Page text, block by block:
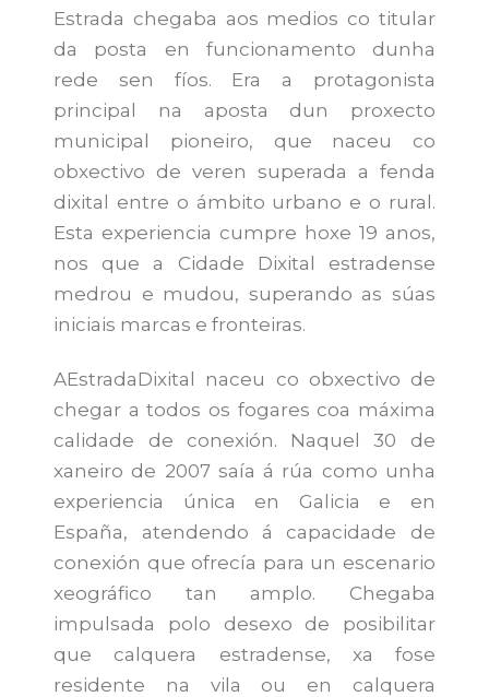
Estrada chegaba aos medios co titular
da posta en funcionamento dunha
rede sen fíos. Era a protagonista
principal na aposta dun proxecto
municipal pioneiro, que naceu co
obxectivo de veren superada a fenda
dixital entre o ámbito urbano e o rural.
Esta experiencia cumpre hoxe 19 anos,
nos que a Cidade Dixital estradense
medrou e mudou, superando as súas
iniciais marcas e fronteiras.
AEstradaDixital naceu co obxectivo de
chegar a todos os fogares coa máxima
calidade de conexión. Naquel 30 de
xaneiro de 2007 saía á rúa como unha
experiencia única en Galicia e en
España, atendendo á capacidade de
conexión que ofrecía para un escenario
xeográfico tan amplo. Chegaba
impulsada polo desexo de posibilitar
que calquera estradense, xa fose
residente na vila ou en calquera